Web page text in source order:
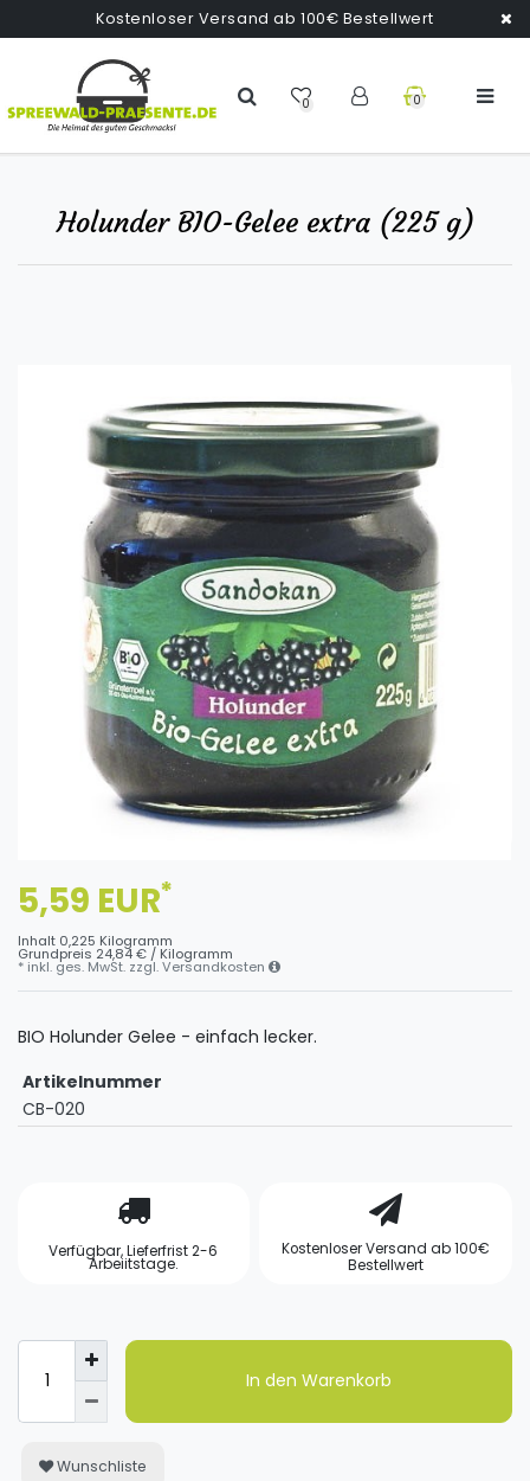
Kostenloser Versand ab 100€ Bestellwert
0 0
Holunder BIO-Gelee extra (225 g)
5,59 EUR*
Inhalt 0,225 Kilogramm
Grundpreis 24,84 € / Kilogramm
* inkl. ges. MwSt. zzgl.Versandkosten
BIO Holunder Gelee - einfach lecker.
Artikelnummer
CB-020
Verfügbar, Lieferfrist 2-6
Arbeiitstage.
Kostenloser Versand ab 100€
Bestellwert
In den Warenkorb
Wunschliste